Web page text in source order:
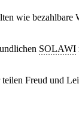
wie
SOLAWI
Freud und